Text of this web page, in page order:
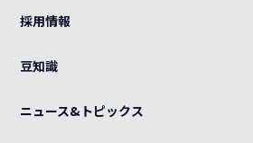
OEM
カスタマイズ
感染症対策
採用情報
豆知識
ニュース&トピックス